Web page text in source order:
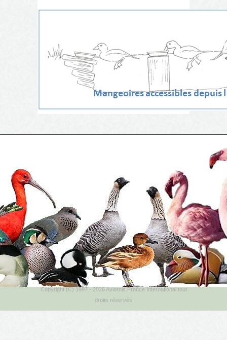
Copyright (C) 1997 - 2026 Aviornis France International tout
droits réservés